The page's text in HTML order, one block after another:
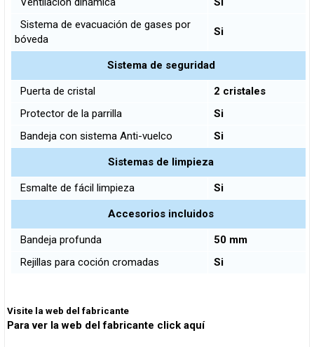
Sistema de evacuación de gases por
bóveda
Si
Sistema de seguridad
Puerta de cristal
2 cristales
Protector de la parrilla
Si
Bandeja con sistema Anti-vuelco
Si
Sistemas de limpieza
Esmalte de fácil limpieza Si
Accesorios incluidos
Bandeja profunda
50 mm
Rejillas para coción cromadas
Si
Visite la web del fabricante
Para ver la web del fabricante click aquí